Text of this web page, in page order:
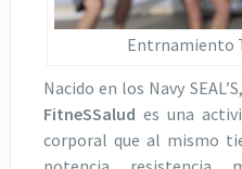
Entrnamiento
Nacido en los Navy SEAL’S,
FitneSSalud es una
corporal que al mismo